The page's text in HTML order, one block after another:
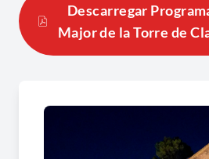
Un dels moments més
celebració de la revetlla, amb
amb tornejos i activitats, així
propostes familiars i
Descarregar
Major de la Torre de